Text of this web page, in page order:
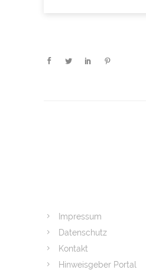
Impressum
Datenschutz
Kontakt
Hinweisgeber Portal